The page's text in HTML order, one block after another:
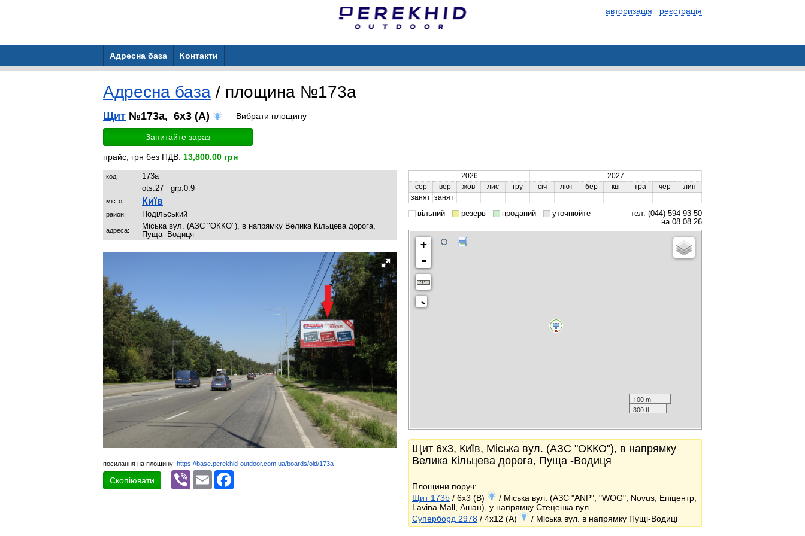
авторизація реєстрація
Адресна база Контакти
Адресна база / площина №173a
Щит №173a, 6x3 (A) Вибрати площину
Запитайте зараз
прайс, грн без ПДВ: 13,800.00 грн
код:
173a
ots:27 grp:0.9
місто: Київ
район: Подільський
адреса:
Міська вул. (АЗС "ОККО"), в напрямку Велика Кільцева дорога,
Пуща -Водиця
посилання на площину: https://base.perekhid-outdoor.com.ua/boards/oid/173a
Скопіювати
Viber Email
2026
2027
сер
вер жов лис гру січ лют бер кві тра чер
лип
занят занят
вільний резерв проданий уточнюйте
тел. (044) 594-93-50
на 08.08.26
+
-
100 m
300 ft
Щит 6x3, Київ, Міська вул. (АЗС "ОККО"), в напрямку
Велика Кільцева дорога, Пуща -Водиця
Площини поруч:
Щит 173b / 6x3 (B)
/ Міська вул. (АЗС "ANP", "WOG", Novus, Епіцентр,
Lavina Mall, Ашан), у напрямку Стеценка вул.
Суперборд 2978 / 4x12 (A) / Міська вул. в напрямку Пущі-Водиці